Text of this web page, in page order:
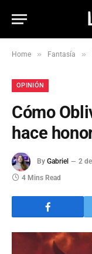
Home » Fantasía »
OPINIÓN
Cómo
hace
By Gabriel 2
4 Mins Read